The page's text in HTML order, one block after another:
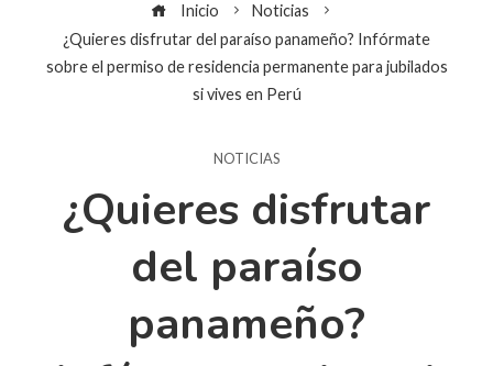
Inicio
Noticias
¿Quieres disfrutar del paraíso panameño? Infórmate
sobre el permiso de residencia permanente para jubilados
si vives en Perú
NOTICIAS
¿Quieres disfrutar
del paraíso
panameño?